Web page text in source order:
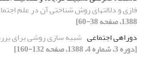
فازی و دلالتهای روش شناختی آن در علم
1388، صفحه 38-60]
دوراهی اجتماعی شبیه سازی روشی برای
[دوره 3، شماره 4، 1388، صفحه 132-160]